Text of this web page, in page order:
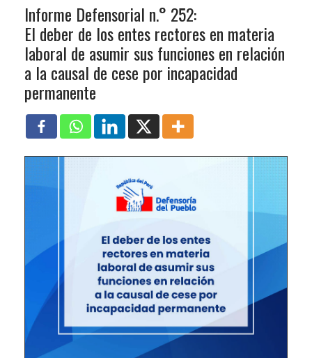
Informe Defensorial n.° 252:
El deber de los entes rectores en materia
laboral de asumir sus funciones en relación
a la causal de cese por incapacidad
permanente